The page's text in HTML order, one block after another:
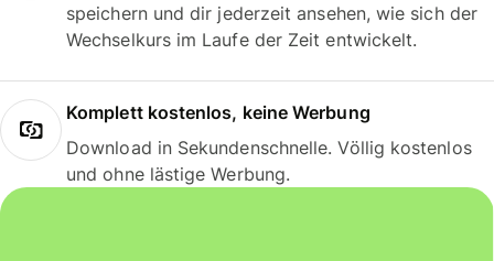
speichern und dir jederzeit ansehen, wie sich der
Wechselkurs im Laufe der Zeit entwickelt.
Komplett kostenlos, keine Werbung
Download in Sekundenschnelle. Völlig kostenlos
und ohne lästige Werbung.